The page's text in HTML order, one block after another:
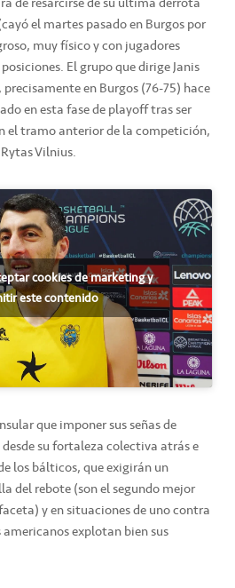
el martes pasado en Burgos por
muy físico y con jugadores
El grupo que dirige Janis
en Burgos (76-75) hace
en esta fase de playoff tras ser
el tramo anterior de la competición,
Vilnius.
cookies de marketing y
este contenido
que imponer sus señas de
su fortaleza colectiva atrás e
los bálticos, que exigirán un
del rebote (son el segundo mejor
y en situaciones de uno contra
explotan bien sus